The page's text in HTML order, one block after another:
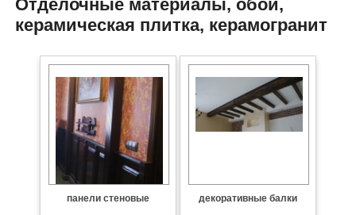
Отделочные материалы, обои,
керамическая плитка, керамогранит
панели стеновые декоративные балки